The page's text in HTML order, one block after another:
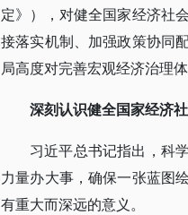
定》），对健全国家经济社
接落实机制、加强政策协同
局高度对完善宏观经济治理
深刻认识健全国家经济
习近平总书记指出，科
力量办大事，确保一张蓝图
有重大而深远的意义。